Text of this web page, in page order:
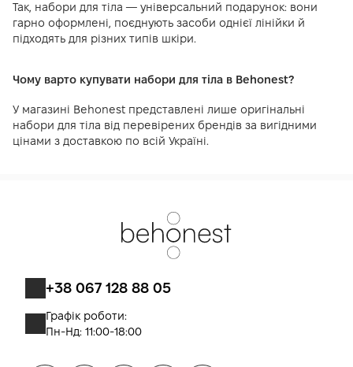
Так, набори для тіла — універсальний подарунок: вони
гарно оформлені, поєднують засоби однієї лінійки й
підходять для різних типів шкіри.
Чому варто купувати набори для тіла в Behonest?
У магазині Behonest представлені лише оригінальні
набори для тіла від перевірених брендів за вигідними
цінами з доставкою по всій Україні.
+38 067 128 88 05
Графік роботи:
Пн-Нд: 11:00-18:00